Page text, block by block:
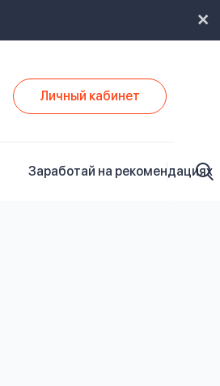
Личный кабинет
Заработай на рекомендациях